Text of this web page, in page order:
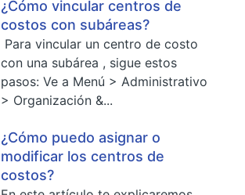
¿Cómo vincular centros de
costos con subáreas?
Para vincular un centro de costo
con una subárea , sigue estos
pasos: Ve a Menú > Administrativo
> Organización &...
¿Cómo puedo asignar o
modificar los centros de
costos?